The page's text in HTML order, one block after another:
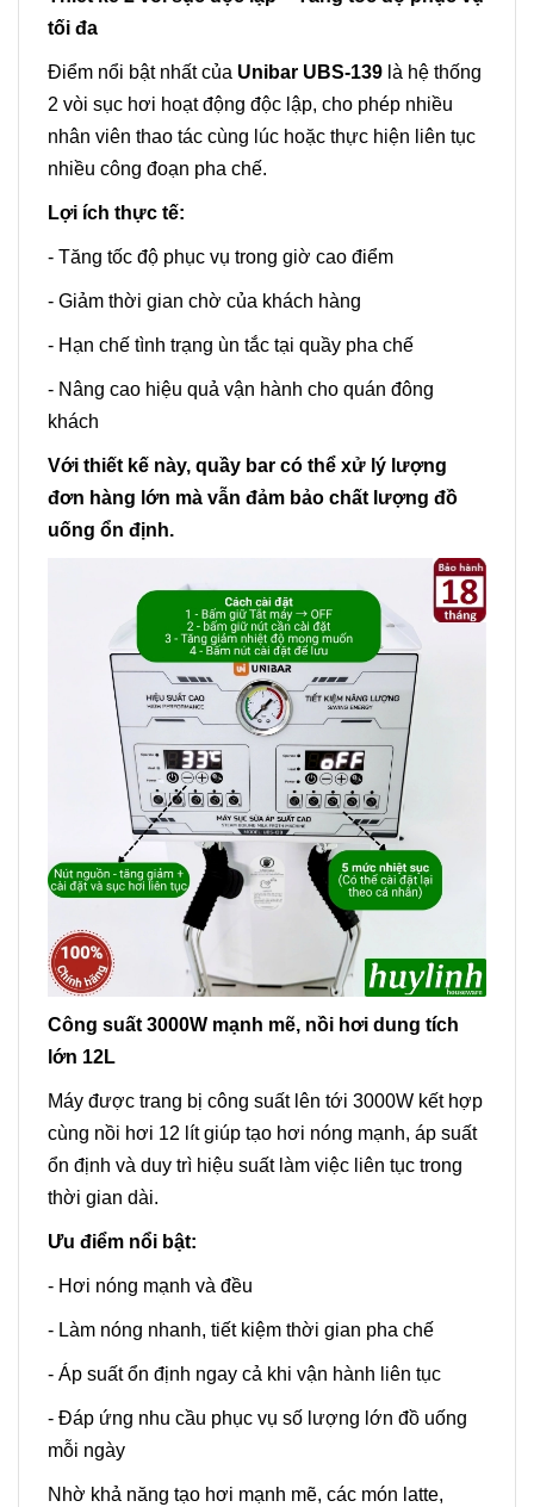
tối đa
Điểm nổi bật nhất của Unibar UBS-139 là hệ thống
2 vòi sục hơi hoạt động độc lập, cho phép nhiều
nhân viên thao tác cùng lúc hoặc thực hiện liên tục
nhiều công đoạn pha chế.
Lợi ích thực tế:
- Tăng tốc độ phục vụ trong giờ cao điểm
- Giảm thời gian chờ của khách hàng
- Hạn chế tình trạng ùn tắc tại quầy pha chế
- Nâng cao hiệu quả vận hành cho quán đông
khách
Với thiết kế này, quầy bar có thể xử lý lượng
đơn hàng lớn mà vẫn đảm bảo chất lượng đồ
uống ổn định.
Công suất 3000W mạnh mẽ, nồi hơi dung tích
lớn 12L
Máy được trang bị công suất lên tới 3000W kết hợp
cùng nồi hơi 12 lít giúp tạo hơi nóng mạnh, áp suất
ổn định và duy trì hiệu suất làm việc liên tục trong
thời gian dài.
Ưu điểm nổi bật:
- Hơi nóng mạnh và đều
- Làm nóng nhanh, tiết kiệm thời gian pha chế
- Áp suất ổn định ngay cả khi vận hành liên tục
- Đáp ứng nhu cầu phục vụ số lượng lớn đồ uống
mỗi ngày
Nhờ khả năng tạo hơi mạnh mẽ, các món latte,